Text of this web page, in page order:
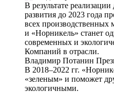
В результате
развития до 2023 года
всех производственных
и «Норникель» станет
современных и
Компаний в отрасли.
Владимир Потанин
В 2018–2022 гг.
«зеленым» и поможет
экологичными.